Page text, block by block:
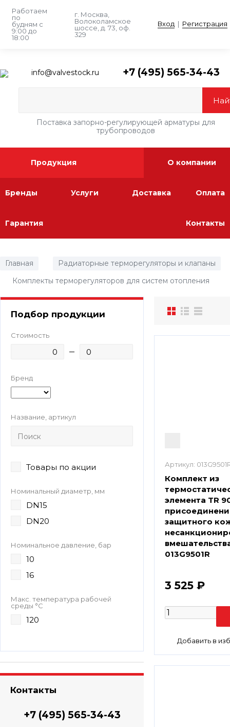
Работаем
по
будням с
9:00 до
18:00
г. Москва,
Волоколамское
шоссе, д. 73, оф.
329
Вход | Регистрация
info@valvestock.ru +7 (495) 565-34-43
Поставка запорно-регулирующей арматуры для
трубопроводов
Продукция О компании
Бренды Услуги Доставка Оплата
Гарантия Контакты
Главная Радиаторные терморегуляторы и клапаны
Комплекты терморегуляторов для систем отопления
Подбор продукции
Стоимость
Бренд
Название, артикул
Товары по акции
Номинальный диаметр, мм
DN15
DN20
Номинальное давление, бар
10
16
Макс. температура рабочей
среды °С
120
Контакты
+7 (495) 565-34-43
Артикул:
Комплект из
элемента TR
защитного
013G9501R
3 525 ₽